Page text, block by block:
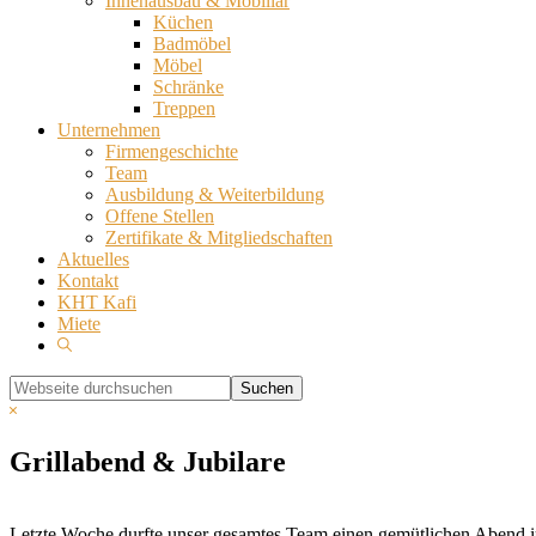
Küchen
Badmöbel
Möbel
Schränke
Treppen
Unternehmen
Firmengeschichte
Team
Ausbildung & Weiterbildung
Offene Stellen
Zertifikate & Mitgliedschaften
Aktuelles
Kontakt
KHT Kafi
Miete
Show
Webseite
durchsuchen
Hide
Grillabend & Jubilare